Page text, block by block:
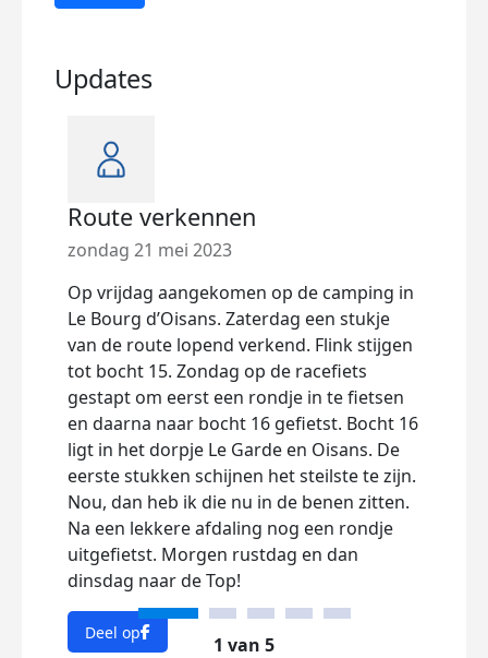
Updates
Route verkennen
zondag 21 mei 2023
Op vrijdag aangekomen op de camping in
Le Bourg d’Oisans. Zaterdag een stukje
van de route lopend verkend. Flink stijgen
tot bocht 15. Zondag op de racefiets
gestapt om eerst een rondje in te fietsen
en daarna naar bocht 16 gefietst. Bocht 16
ligt in het dorpje Le Garde en Oisans. De
eerste stukken schijnen het steilste te zijn.
Nou, dan heb ik die nu in de benen zitten.
Na een lekkere afdaling nog een rondje
uitgefietst. Morgen rustdag en dan
dinsdag naar de Top!
Deel op
1 van 5